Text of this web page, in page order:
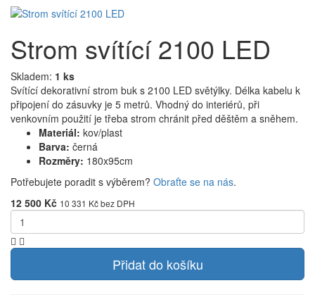
Strom svítící 2100 LED
Skladem: 1 ks
Svítící dekorativní strom buk s 2100 LED světýlky. Délka kabelu k
připojení do zásuvky je 5 metrů. Vhodný do interiérů, při
venkovním použití je třeba strom chránit před děštěm a sněhem.
Materiál: kov/plast
Barva: černá
Rozměry: 180x95cm
Potřebujete poradit s výběrem? Obraťte se na nás.
12 500 Kč 10 331 Kč bez DPH
Přidat do košíku